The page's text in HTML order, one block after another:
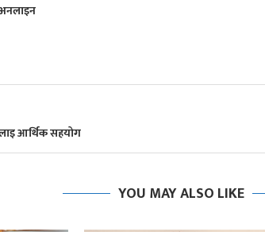
आर्थिक सहयोग
YOU MAY ALSO LIKE